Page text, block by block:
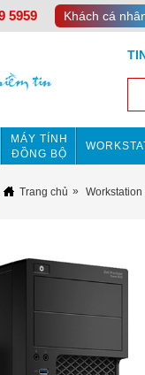
5959 Khách cá
MÁY TÍNH
ĐỒNG BỘ
Trang chủ Workstation